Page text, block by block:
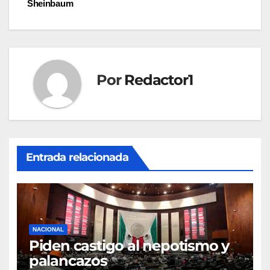
entradas
Sheinbaum
Por Redactor1
Entrada relacionada
NACIONAL
Piden castigo al nepotismo y
palancazos